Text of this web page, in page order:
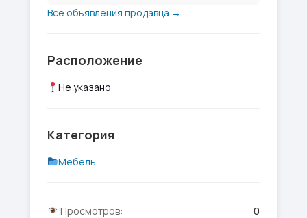
Все объявления продавца →
Расположение
Не указано
Категория
Мебель
Просмотров:
0